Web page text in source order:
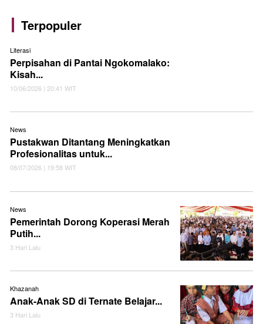
Terpopuler
Literasi
Perpisahan di Pantai Ngokomalako:
Kisah...
10/06/2026 | 20:41 WIT
News
Pustakwan Ditantang Meningkatkan
Profesionalitas untuk...
08/07/2026 | 19:58 WIT
News
Pemerintah Dorong Koperasi Merah
Putih...
3 Hari Lalu
Khazanah
Anak-Anak SD di Ternate Belajar...
3 Hari Lalu